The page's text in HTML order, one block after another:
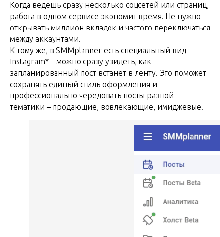
Когда ведешь сразу несколько соцсетей или страниц,
работа в одном сервисе экономит время. Не нужно
открывать миллион вкладок и частого переключаться
между аккаунтами.
К тому же, в SMMplanner есть специальный вид
Instagram* – можно сразу увидеть, как
запланированный пост встанет в ленту. Это поможет
сохранять единый стиль оформления и
профессионально чередовать посты разной
тематики – продающие, вовлекающие, имиджевые.